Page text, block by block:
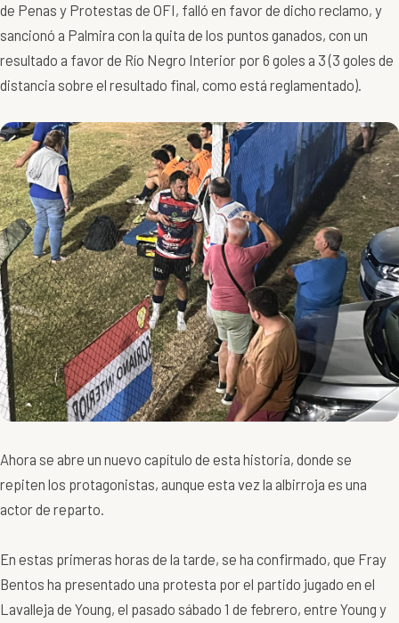
de Penas y Protestas de OFI, falló en favor de dicho reclamo, y
sancionó a Palmira con la quita de los puntos ganados, con un
resultado a favor de Río Negro Interior por 6 goles a 3 (3 goles de
distancia sobre el resultado final, como está reglamentado).
Ahora se abre un nuevo capítulo de esta historia, donde se
repiten los protagonistas, aunque esta vez la albirroja es una
actor de reparto.
En estas primeras horas de la tarde, se ha confirmado, que Fray
Bentos ha presentado una protesta por el partido jugado en el
Lavalleja de Young, el pasado sábado 1 de febrero, entre Young y